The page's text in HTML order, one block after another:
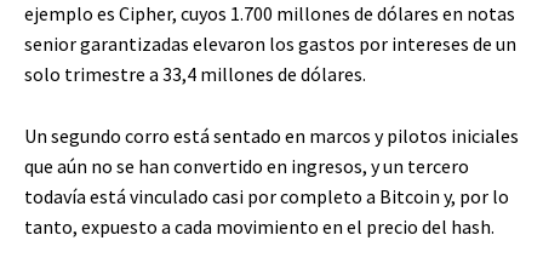
ejemplo es Cipher, cuyos 1.700 millones de dólares en notas
senior garantizadas elevaron los gastos por intereses de un
solo trimestre a 33,4 millones de dólares.
Un segundo corro está sentado en marcos y pilotos iniciales
que aún no se han convertido en ingresos, y un tercero
todavía está vinculado casi por completo a Bitcoin y, por lo
tanto, expuesto a cada movimiento en el precio del hash.